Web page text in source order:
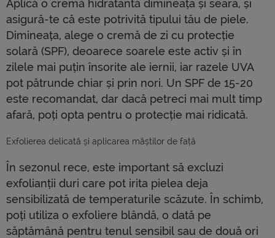
Aplică o cremă hidratantă dimineața și seara, și
asigură-te că este potrivită tipului tău de piele.
Dimineața, alege o cremă de zi cu protecție
solară (SPF), deoarece soarele este activ și în
zilele mai puțin însorite ale iernii, iar razele UVA
pot pătrunde chiar și prin nori. Un SPF de 15-20
este recomandat, dar dacă petreci mai mult timp
afară, poți opta pentru o protecție mai ridicată.
Exfolierea delicată și aplicarea măștilor de față
În sezonul rece, este important să excluzi
exfolianții duri care pot irita pielea deja
sensibilizată de temperaturile scăzute. În schimb,
poți utiliza o exfoliere blândă, o dată pe
săptămână pentru tenul sensibil sau de două ori